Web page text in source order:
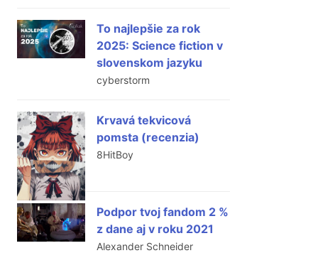
To najlepšie za rok
2025: Science fiction v
slovenskom jazyku
cyberstorm
Krvavá tekvicová
pomsta (recenzia)
8HitBoy
Podpor tvoj fandom 2 %
z dane aj v roku 2021
Alexander Schneider